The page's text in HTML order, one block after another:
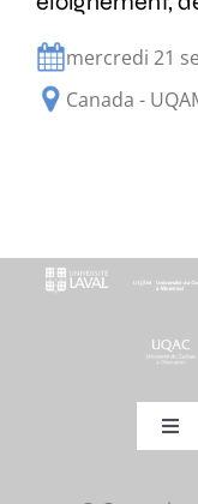
mercredi 21
Canada -